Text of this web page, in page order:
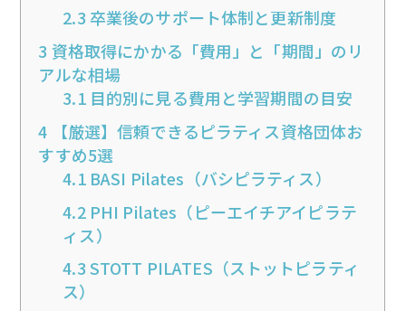
2.3 卒業後のサポート体制と更新制度
3 資格取得にかかる「費用」と「期間」のリ
アルな相場
3.1目的別に見る費用と学習期間の目安
4 【厳選】信頼できるピラティス資格団体お
すすめ5選
4.1BASI Pilates（バシピラティス）
4.2PHI Pilates（ピーエイチアイピラテ
ィス）
4.3STOTT PILATES（ストットピラティ
ス）